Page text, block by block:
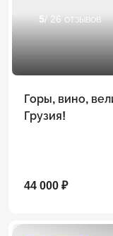
5/ 26 отзывов
Горы, вино,
Грузия!
44 000 ₽